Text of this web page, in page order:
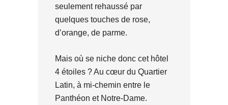
seulement rehaussé par
quelques touches de rose,
d’orange, de parme.
Mais où se niche donc cet hôtel
4 étoiles ? Au cœur du Quartier
Latin, à mi-chemin entre le
Panthéon et Notre-Dame.